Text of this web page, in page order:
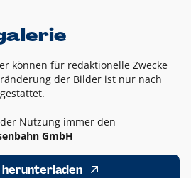
können für redaktionelle Zwecke
der Bilder ist nur nach
Nutzung immer den
GmbH